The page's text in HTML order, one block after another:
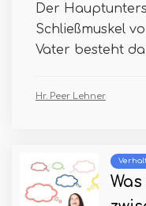
Der
Schließmuskel
Vater besteht
Hr. Peer Lehner